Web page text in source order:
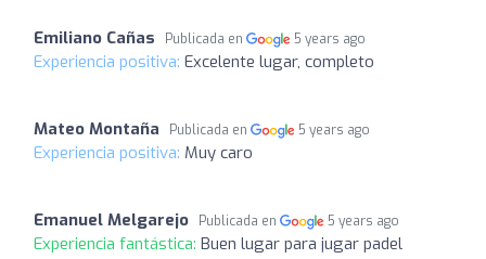
Emiliano Cañas Publicada en 5 years ago
Experiencia positiva: Excelente lugar, completo
Mateo Montaña Publicada en 5 years ago
Experiencia positiva: Muy caro
Emanuel Melgarejo Publicada en 5 years ago
Experiencia fantástica: Buen lugar para jugar padel